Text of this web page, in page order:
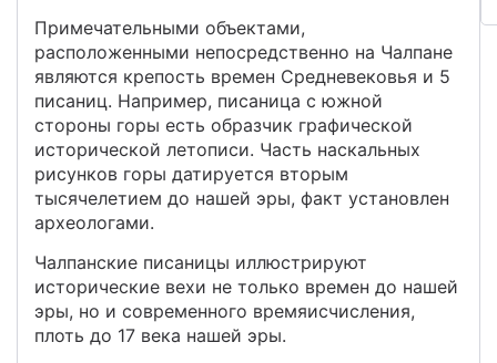
Примечательными объектами,
расположенными непосредственно на Чалпане
являются крепость времен Средневековья и 5
писаниц. Например, писаница с южной
стороны горы есть образчик графической
исторической летописи. Часть наскальных
рисунков горы датируется вторым
тысячелетием до нашей эры, факт установлен
археологами.
Чалпанские писаницы иллюстрируют
исторические вехи не только времен до нашей
эры, но и современного времяисчисления,
плоть до 17 века нашей эры.